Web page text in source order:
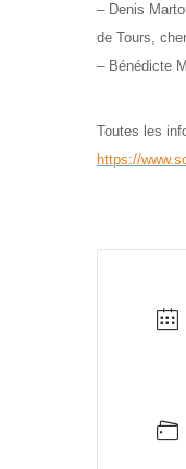
– Denis
de Tours,
– Bénédicte
Toutes les
https://